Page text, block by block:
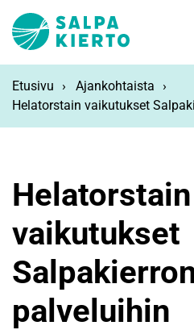
Etusivu
Ajankohtaista
Helatorstain vaikutukset
Helatorstain
vaikutukset
palveluihin